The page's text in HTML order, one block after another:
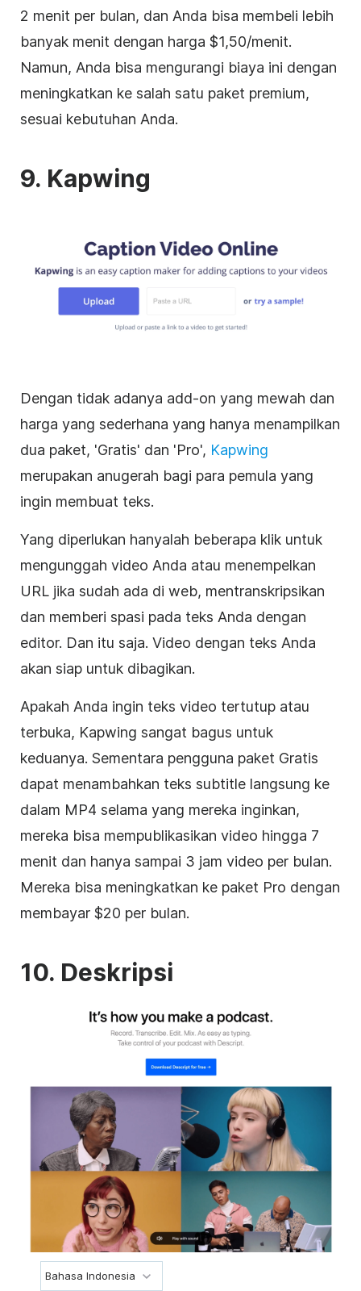
2 menit per bulan, dan Anda bisa membeli lebih
banyak menit dengan harga $1,50/menit.
Namun, Anda bisa mengurangi biaya ini dengan
meningkatkan ke salah satu paket premium,
sesuai kebutuhan Anda.
9. Kapwing
Dengan tidak adanya add-on yang mewah dan
harga yang sederhana yang hanya menampilkan
dua paket, 'Gratis' dan 'Pro', Kapwing
merupakan anugerah bagi para pemula yang
ingin membuat teks.
Yang diperlukan hanyalah beberapa klik untuk
mengunggah video Anda atau menempelkan
URL jika sudah ada di web, mentranskripsikan
dan memberi spasi pada teks Anda dengan
editor. Dan itu saja. Video dengan teks Anda
akan siap untuk dibagikan.
Apakah Anda ingin teks video tertutup atau
terbuka, Kapwing sangat bagus untuk
keduanya. Sementara pengguna paket Gratis
dapat menambahkan teks subtitle langsung ke
dalam MP4 selama yang mereka inginkan,
mereka bisa mempublikasikan video hingga 7
menit dan hanya sampai 3 jam video per bulan.
Mereka bisa meningkatkan ke paket Pro dengan
membayar $20 per bulan.
10. Deskripsi
Bahasa Indonesia